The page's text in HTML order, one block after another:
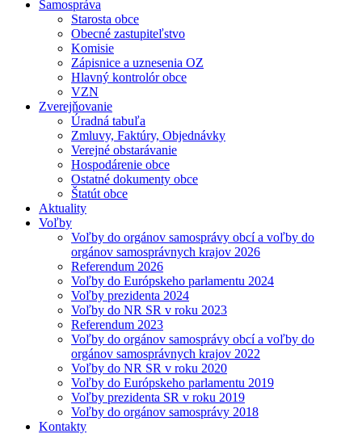
Samospráva
Starosta obce
Obecné zastupiteľstvo
Komisie
Zápisnice a uznesenia OZ
Hlavný kontrolór obce
VZN
Zverejňovanie
Úradná tabuľa
Zmluvy, Faktúry, Objednávky
Verejné obstarávanie
Hospodárenie obce
Ostatné dokumenty obce
Štatút obce
Aktuality
Voľby
Voľby do orgánov samosprávy obcí a voľby do
orgánov samosprávnych krajov 2026
Referendum 2026
Voľby do Európskeho parlamentu 2024
Voľby prezidenta 2024
Voľby do NR SR v roku 2023
Referendum 2023
Voľby do orgánov samosprávy obcí a voľby do
orgánov samosprávnych krajov 2022
Voľby do NR SR v roku 2020
Voľby do Európskeho parlamentu 2019
Voľby prezidenta SR v roku 2019
Voľby do orgánov samosprávy 2018
Kontakty